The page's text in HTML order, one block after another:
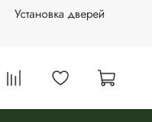
Установка дверей